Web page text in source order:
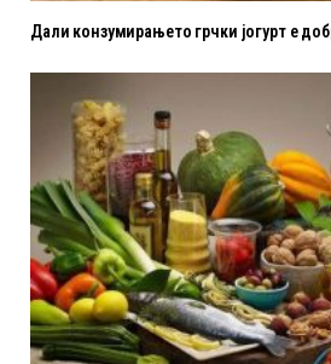
Дали конзумирањето грчки јогурт е